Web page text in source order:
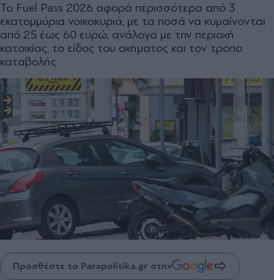
Το Fuel Pass 2026 αφορά περισσότερα από 3
εκατομμύρια νοικοκυριά, με τα ποσά να κυμαίνονται
από 25 έως 60 ευρώ, ανάλογα με την περιοχή
κατοικίας, το είδος του οχήματος και τον τρόπο
καταβολής
Προσθέστε το Parapolitika.gr στην